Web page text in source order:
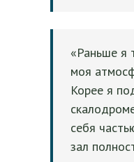
«Раньше я
моя
Корее я
себя
зал